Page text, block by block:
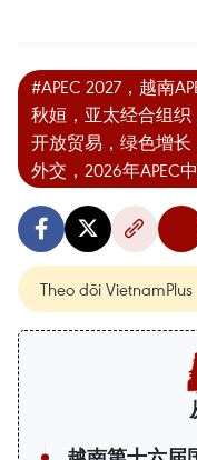
#APEC 2027，越南
秋姮，亚太经合组
开放贸易，绿色增
外交，2026年APEC
Theo dõi VietnamPlus